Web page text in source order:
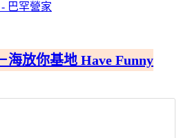
巴罕營家
海放你基地 Have Funny